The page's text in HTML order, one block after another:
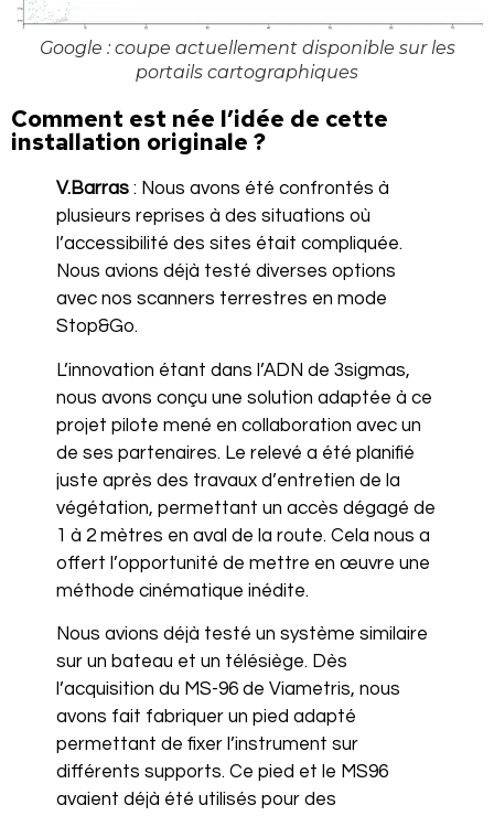
Google : coupe actuellement disponible sur les
portails cartographiques
Comment est née l’idée de cette
installation originale ?
V.Barras : Nous avons été confrontés à
plusieurs reprises à des situations où
l’accessibilité des sites était compliquée.
Nous avions déjà testé diverses options
avec nos scanners terrestres en mode
Stop&Go.
L’innovation étant dans l’ADN de 3sigmas,
nous avons conçu une solution adaptée à ce
projet pilote mené en collaboration avec un
de ses partenaires. Le relevé a été planifié
juste après des travaux d’entretien de la
végétation, permettant un accès dégagé de
1 à 2 mètres en aval de la route. Cela nous a
offert l’opportunité de mettre en œuvre une
méthode cinématique inédite.
Nous avions déjà testé un système similaire
sur un bateau et un télésiège. Dès
l’acquisition du MS-96 de Viametris, nous
avons fait fabriquer un pied adapté
permettant de fixer l’instrument sur
différents supports. Ce pied et le MS96
avaient déjà été utilisés pour des